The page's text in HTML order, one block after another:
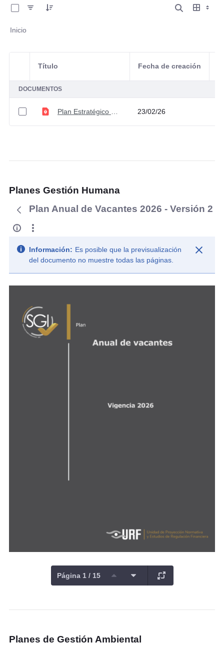
Inicio
Selección del elemento
Título Fecha de creación
DOCUMENTOS
23/02/26
Planes Gestión Humana
Plan Anual de Vacantes 2026 - Versión 2
Información: Es posible que la previsualización
del documento no muestre todas las páginas.
Página 1 / 15
Planes de Gestión Ambiental